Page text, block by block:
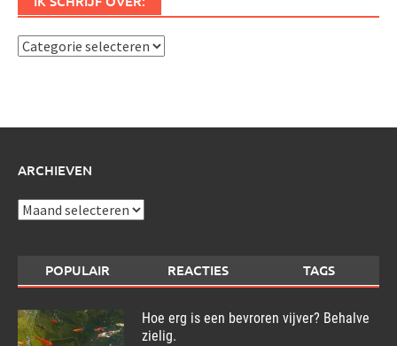
Ik
ARCHIEVEN
Archieven
POPULAIR REACTIES TAGS
Hoe erg is een bevroren vijver? Behalve
zielig.